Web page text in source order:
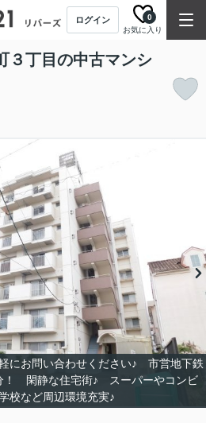
ログイン
お気に入り
0
３丁目の中古マンシ
にお問い合わせください♪ 市営地下鉄
！ 閑静な住宅街♪ スーパーやコンビ
校など周辺環境充実♪